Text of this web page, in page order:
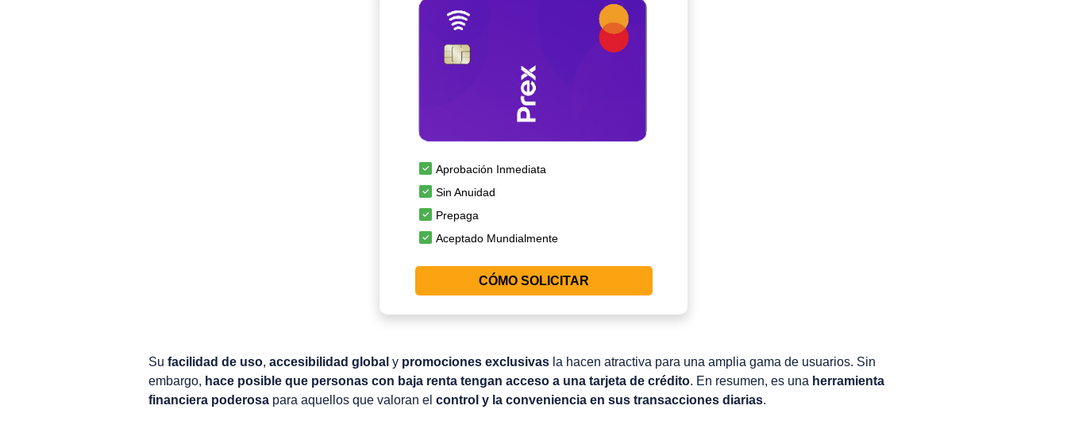
Aprobación Inmediata
Sin Anuidad
Prepaga
Aceptado Mundialmente
CÓMO SOLICITAR
Su facilidad de uso, accesibilidad global y promociones exclusivas la hacen atractiva para una amplia gama de usuarios. Sin
embargo, hace posible que personas con baja renta tengan acceso a una tarjeta de crédito. En resumen, es una herramienta
financiera poderosa para aquellos que valoran el control y la conveniencia en sus transacciones diarias.